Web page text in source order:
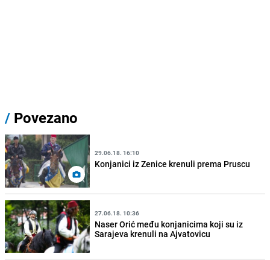
/ Povezano
29.06.18. 16:10
Konjanici iz Zenice krenuli prema Pruscu
27.06.18. 10:36
Naser Orić među konjanicima koji su iz
Sarajeva krenuli na Ajvatovicu